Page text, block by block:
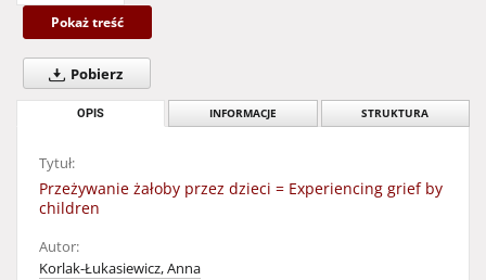
Pokaż treść
Pobierz
OPIS INFORMACJE STRUKTURA
Tytuł:
Przeżywanie żałoby przez dzieci = Experiencing grief by
children
Autor:
Korlak-Łukasiewicz, Anna